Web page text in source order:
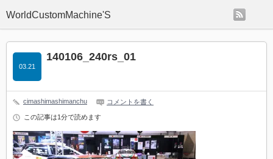
WorldCustomMachine'S
140106_240rs_01
03.21
cimashimashimanchu コメントを書く
この記事は1分で読めます